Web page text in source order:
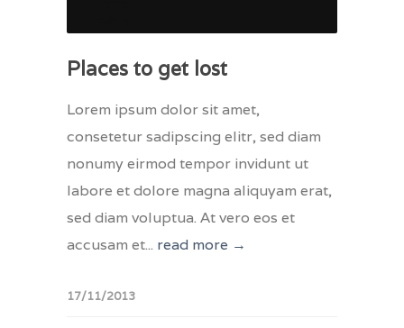
Places to get lost
Lorem ipsum dolor sit amet,
consetetur sadipscing elitr, sed diam
nonumy eirmod tempor invidunt ut
labore et dolore magna aliquyam erat,
sed diam voluptua. At vero eos et
accusam et... read more →
17/11/2013